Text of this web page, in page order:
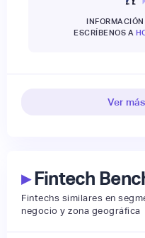
ESCRÍBENOS A
Ver
▸Fintech
Fintechs similares en
negocio y zona geográfica